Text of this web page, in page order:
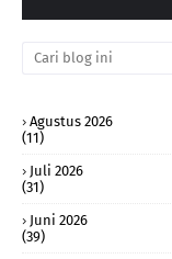
Agustus 2026
(11)
Juli 2026
(31)
Juni 2026
(39)